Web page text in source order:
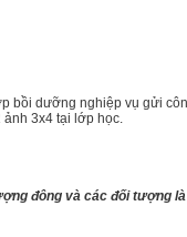
bồi dưỡng nghiệp vụ gửi
3x4 tại lớp học.
đông và các đối tượng